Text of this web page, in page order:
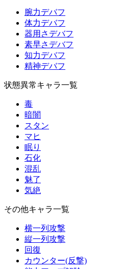
腕力デバフ
体力デバフ
器用さデバフ
素早さデバフ
知力デバフ
精神デバフ
状態異常キャラ一覧
毒
暗闇
スタン
マヒ
眠り
石化
混乱
魅了
気絶
その他キャラ一覧
横一列攻撃
縦一列攻撃
回復
カウンター(反撃)